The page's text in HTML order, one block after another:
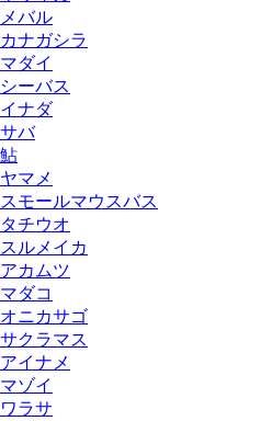
メバル
カナガシラ
マダイ
シーバス
イナダ
サバ
鮎
ヤマメ
スモールマウスバス
タチウオ
スルメイカ
アカムツ
マダコ
オニカサゴ
サクラマス
アイナメ
マゾイ
ワラサ